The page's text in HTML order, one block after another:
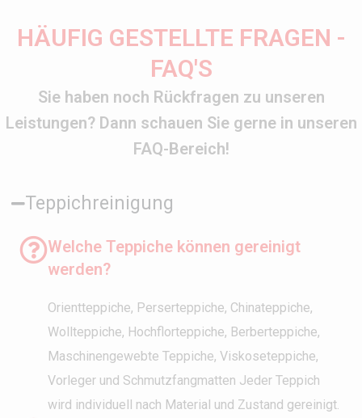
HÄUFIG GESTELLTE FRAGEN -
FAQ'S
Sie haben noch Rückfragen zu unseren
Leistungen? Dann schauen Sie gerne in unseren
FAQ-Bereich!
Teppichreinigung
Welche Teppiche können gereinigt
werden?
Orientteppiche, Perserteppiche, Chinateppiche,
Wollteppiche, Hochflorteppiche, Berberteppiche,
Maschinengewebte Teppiche, Viskoseteppiche,
Vorleger und Schmutzfangmatten Jeder Teppich
wird individuell nach Material und Zustand gereinigt.